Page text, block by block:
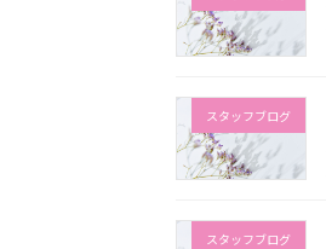
スタッフブログ
スタッフブログ